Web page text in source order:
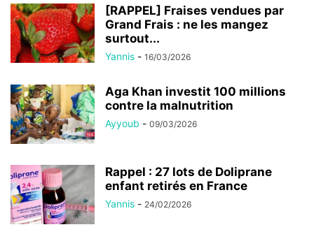
[RAPPEL] Fraises vendues par
Grand Frais : ne les mangez
surtout...
Yannis - 16/03/2026
Aga Khan investit 100 millions
contre la malnutrition
Ayyoub - 09/03/2026
Rappel : 27 lots de Doliprane
enfant retirés en France
Yannis - 24/02/2026